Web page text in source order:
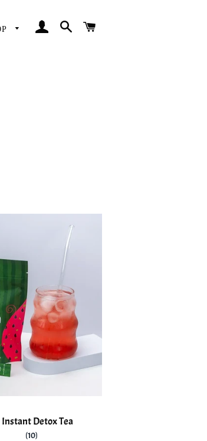
INGRESAR
BUSCAR
Detox Tea
(10)